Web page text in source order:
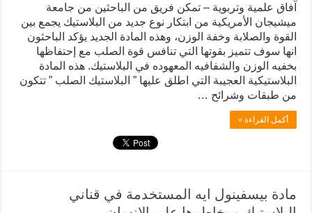
آفاق علمية وتربوية – تمكن فريق من الباحثين من جامعة
ميشيجان الأمريكية من ابتكار نوع جديد من البلاستيك يجمع بين
القوة والصلابة وخفة الوزن، وهذه المادة الجديد يؤكد الباحثون
انها سوف تتميز بقوتها التي تنافس قوة الصلب مع إحتفاظها
بخفيه الوزن والشفافيه المعهوده في البلاستيك. هذه المادة
البلاستيكية العجيبة التي اطلق عليها ” البلاستيك الصلب ” تتكون
من طبقات وشرائح …
أكمل القراءة »
مادة بيسفينول ايه المستخدمة في قناني